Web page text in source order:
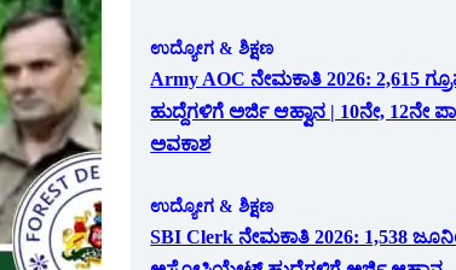
ಉದ್ಯೋಗ & ಶಿಕ್ಷಣ
Army AOC ನೇಮಕಾತಿ 2026: 2,615
ಹುದ್ದೆಗಳಿಗೆ ಅರ್ಜಿ ಆಹ್ವಾನ | 10ನೇ, 12ನೇ
ಅವಕಾಶ
ಉದ್ಯೋಗ & ಶಿಕ್ಷಣ
SBI Clerk ನೇಮಕಾತಿ 2026: 1,538